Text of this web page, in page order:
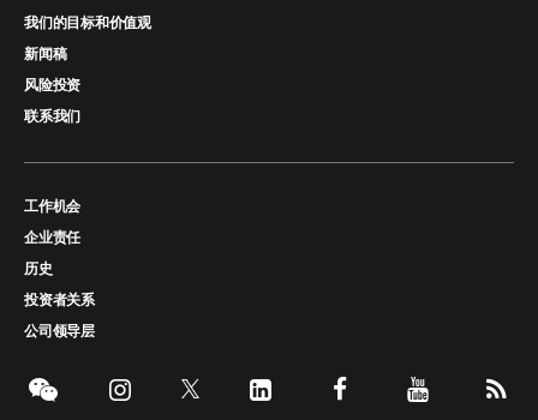
我们的目标和价值观
新闻稿
风险投资
联系我们
工作机会
企业责任
历史
投资者关系
公司领导层